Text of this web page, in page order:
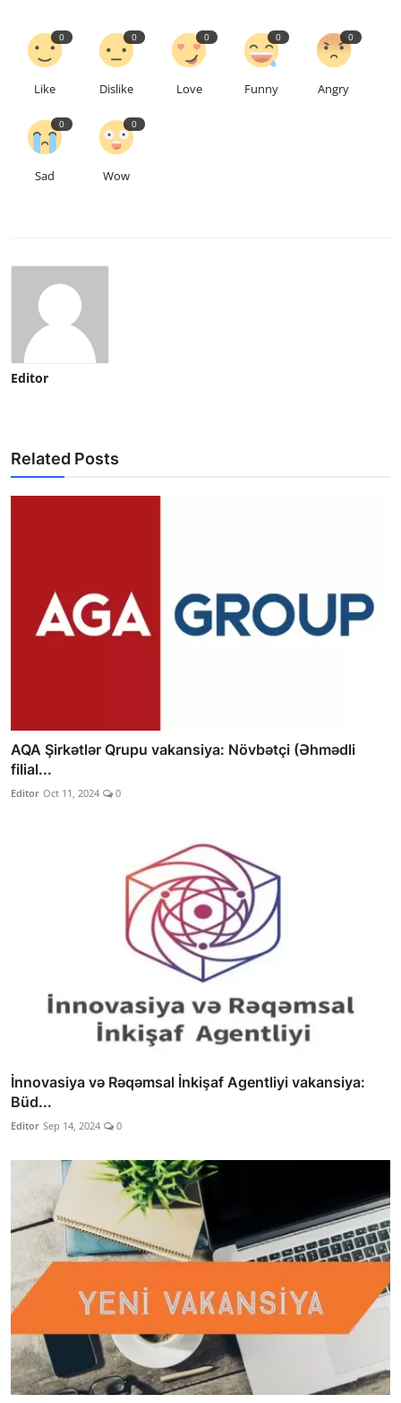
0
Like
0
Dislike
0
Love
0
Funny
0
Angry
0
Sad
0
Wow
Editor
Related Posts
AQA Şirkətlər Qrupu vakansiya: Növbətçi (Əhmədli
filial...
Editor Oct 11, 2024 0
İnnovasiya və Rəqəmsal İnkişaf Agentliyi vakansiya:
Büd...
Editor Sep 14, 2024 0